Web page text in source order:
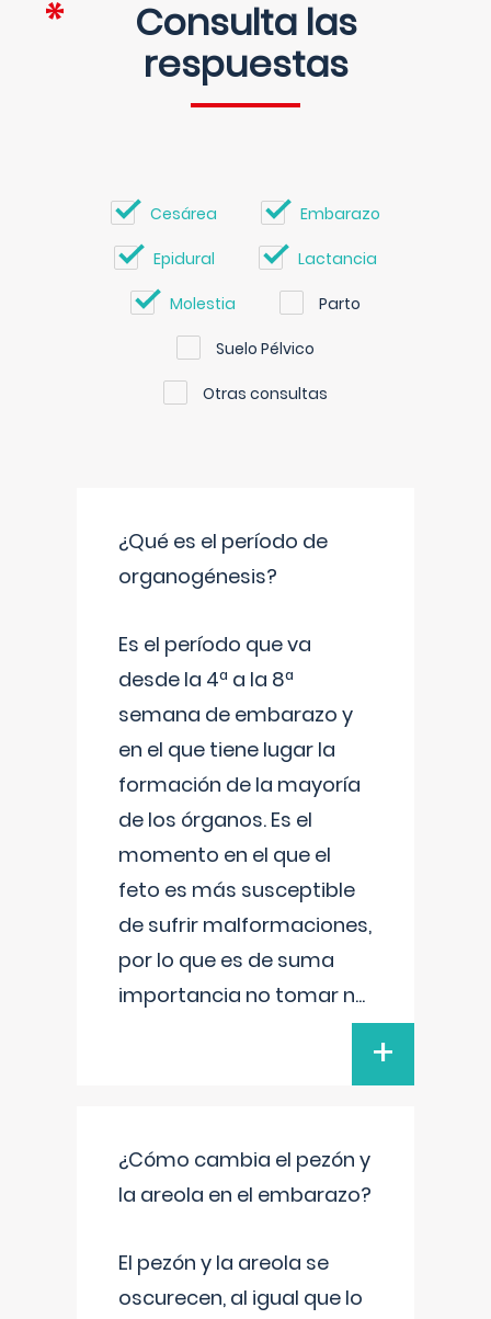
Consulta las
respuestas
Cesárea Embarazo
Epidural Lactancia
Molestia Parto
Suelo Pélvico
Otras consultas
¿Qué es el período de
organogénesis?
Es el período que va
desde la 4ª a la 8ª
semana de embarazo y
en el que tiene lugar la
formación de la mayoría
de los órganos. Es el
momento en el que el
feto es más susceptible
de sufrir malformaciones,
por lo que es de suma
importancia no tomar n...
+
¿Cómo cambia el pezón y
la areola en el embarazo?
El pezón y la areola se
oscurecen, al igual que lo